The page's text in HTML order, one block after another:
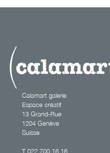
Calamart galerie
Espace créatif
13 Grand-Rue
1204 Genève
Suisse
T 022 700 16 16